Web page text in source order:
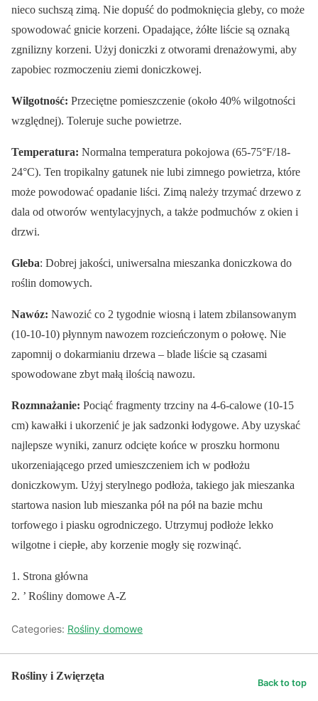
nieco suchszą zimą. Nie dopuść do podmoknięcia gleby, co może
spowodować gnicie korzeni. Opadające, żółte liście są oznaką
zgnilizny korzeni. Użyj doniczki z otworami drenażowymi, aby
zapobiec rozmoczeniu ziemi doniczkowej.
Wilgotność: Przeciętne pomieszczenie (około 40% wilgotności
względnej). Toleruje suche powietrze.
Temperatura: Normalna temperatura pokojowa (65-75°F/18-
24°C). Ten tropikalny gatunek nie lubi zimnego powietrza, które
może powodować opadanie liści. Zimą należy trzymać drzewo z
dala od otworów wentylacyjnych, a także podmuchów z okien i
drzwi.
Gleba: Dobrej jakości, uniwersalna mieszanka doniczkowa do
roślin domowych.
Nawóz: Nawozić co 2 tygodnie wiosną i latem zbilansowanym
(10-10-10) płynnym nawozem rozcieńczonym o połowę. Nie
zapomnij o dokarmianiu drzewa – blade liście są czasami
spowodowane zbyt małą ilością nawozu.
Rozmnażanie: Pociąć fragmenty trzciny na 4-6-calowe (10-15
cm) kawałki i ukorzenić je jak sadzonki łodygowe. Aby uzyskać
najlepsze wyniki, zanurz odcięte końce w proszku hormonu
ukorzeniającego przed umieszczeniem ich w podłożu
doniczkowym. Użyj sterylnego podłoża, takiego jak mieszanka
startowa nasion lub mieszanka pół na pół na bazie mchu
torfowego i piasku ogrodniczego. Utrzymuj podłoże lekko
wilgotne i ciepłe, aby korzenie mogły się rozwinąć.
Strona główna
’ Rośliny domowe A-Z
Categories: Rośliny domowe
Rośliny i Zwięrzęta
Back to top